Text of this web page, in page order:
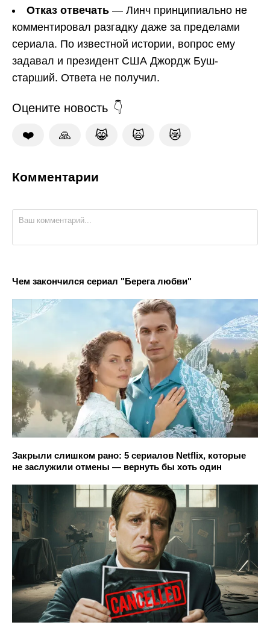
Отказ отвечать — Линч принципиально не
комментировал разгадку даже за пределами
сериала. По известной истории, вопрос ему
задавал и президент США Джордж Буш-
старший. Ответа не получил.
Оцените новость
❤️ 🙏 😹 🙀 😿
Комментарии
Чем закончился сериал "Берега любви"
Закрыли слишком рано: 5 сериалов Netflix, которые
не заслужили отмены — вернуть бы хоть один